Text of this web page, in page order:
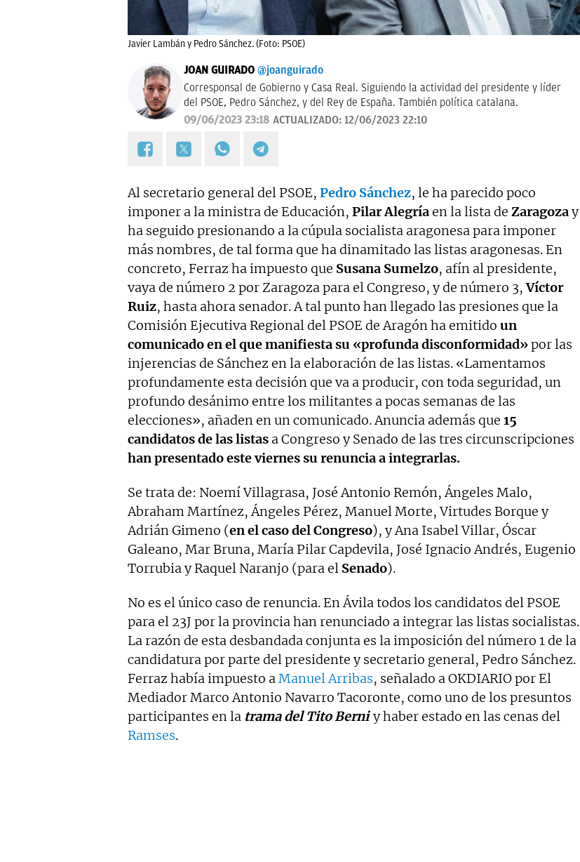
Javier Lambán y Pedro Sánchez. (Foto: PSOE)
JOAN GUIRADO @joanguirado
Corresponsal de Gobierno y Casa Real. Siguiendo la actividad del presidente y líder
del PSOE, Pedro Sánchez, y del Rey de España. También política catalana.
09/06/2023 23:18 ACTUALIZADO: 12/06/2023 22:10
Al secretario general del PSOE, Pedro Sánchez, le ha parecido poco
imponer a la ministra de Educación, Pilar Alegríaen la lista de Zaragozay
ha seguido presionando a la cúpula socialista aragonesa para imponer
más nombres, de tal forma que ha dinamitado las listas aragonesas. En
concreto, Ferraz ha impuesto que Susana Sumelzo, afín al presidente,
vaya de número 2 por Zaragoza para el Congreso, y de número 3,Víctor
Ruiz, hasta ahora senador. A tal punto han llegado las presiones que la
Comisión Ejecutiva Regional del PSOE de Aragón ha emitido un
comunicado en el que manifiesta su «profunda disconformidad»por las
injerencias de Sánchez en la elaboración de las listas. «Lamentamos
profundamente esta decisión que va a producir, con toda seguridad, un
profundo desánimo entre los militantes a pocas semanas de las
elecciones», añaden en un comunicado. Anuncia además que 15
candidatos de las listas a Congreso y Senado de las tres circunscripciones
han presentado este viernes su renuncia a integrarlas.
Se trata de: Noemí Villagrasa, José Antonio Remón, Ángeles Malo,
Abraham Martínez, Ángeles Pérez, Manuel Morte, Virtudes Borque y
Adrián Gimeno (en el caso del Congreso), y Ana Isabel Villar, Óscar
Galeano, Mar Bruna, María Pilar Capdevila, José Ignacio Andrés, Eugenio
Torrubia y Raquel Naranjo (para el Senado).
No es el único caso de renuncia. En Ávila todos los candidatos del PSOE
para el 23J por la provincia han renunciado a integrar las listas socialistas.
La razón de esta desbandada conjunta es la imposición del número 1 de la
candidatura por parte del presidente y secretario general, Pedro Sánchez.
Ferraz había impuesto aManuel Arribas, señalado a OKDIARIO por El
Mediador Marco Antonio Navarro Tacoronte, como uno de los presuntos
participantes en la trama del Tito Berni y haber estado en las cenas del
Ramses.